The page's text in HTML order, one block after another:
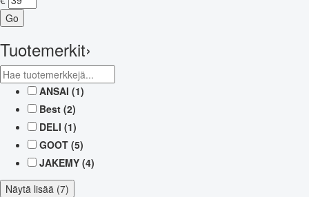
Go
Tuotemerkit›
ANSAI (1)
Best (2)
DELI (1)
GOOT (5)
JAKEMY (4)
Näytä lisää (7)